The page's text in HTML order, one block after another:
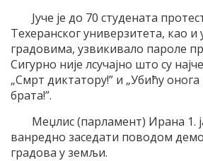
Јуче је до 70 студената
Техеранског универзитета, као и
градовима, узвикивало пароле
Сигурно није лсучајно што су
„Смрт диктатору!” и „Убићу онога
брата!”.
Меџлис (парламент) Ирана 1.
ванредно заседати поводом
градова у земљи.